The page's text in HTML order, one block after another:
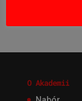
O Akademii